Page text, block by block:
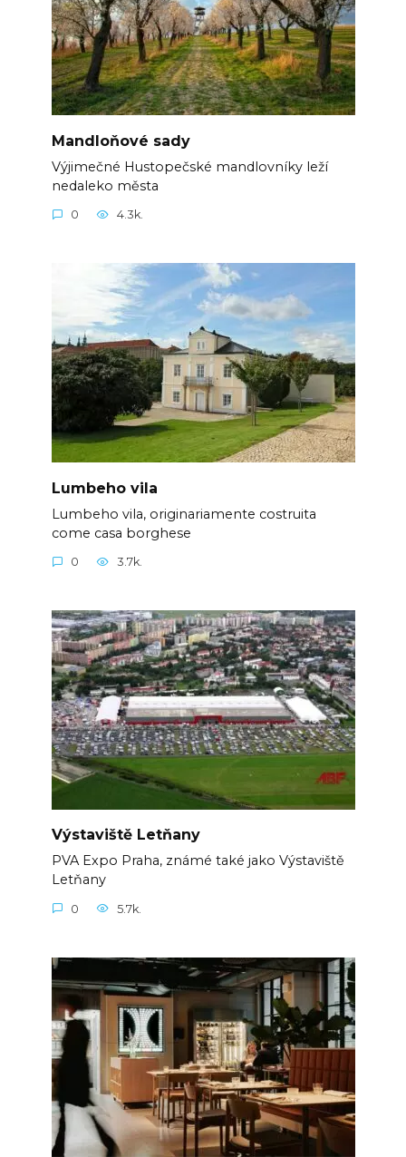
Mandloňové sady
Výjimečné Hustopečské mandlovníky leží
nedaleko města
0 4.3k.
Lumbeho vila
Lumbeho vila, originariamente costruita
come casa borghese
0 3.7k.
Výstaviště Letňany
PVA Expo Praha, známé také jako Výstaviště
Letňany
0 5.7k.